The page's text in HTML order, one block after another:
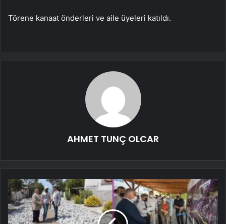
Törene kanaat önderleri ve aile üyeleri katıldı.
AHMET TUNÇ OLCAR